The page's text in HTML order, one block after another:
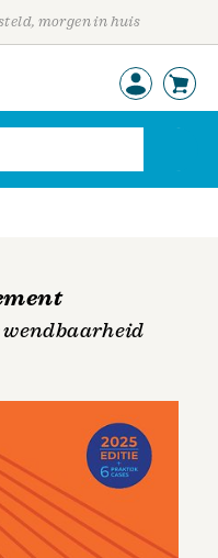
morgen in huis